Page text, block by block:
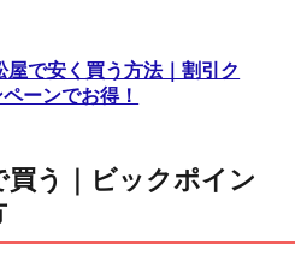
屋で安く買う方法｜割引ク
ーンでお得！
買う｜ビックポイン